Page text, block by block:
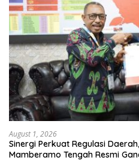
August 1, 2026
Sinergi Perkuat Regulasi
Mamberamo Tengah Resmi